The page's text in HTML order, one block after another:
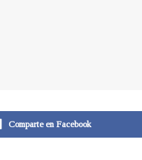
Comparte en Facebook